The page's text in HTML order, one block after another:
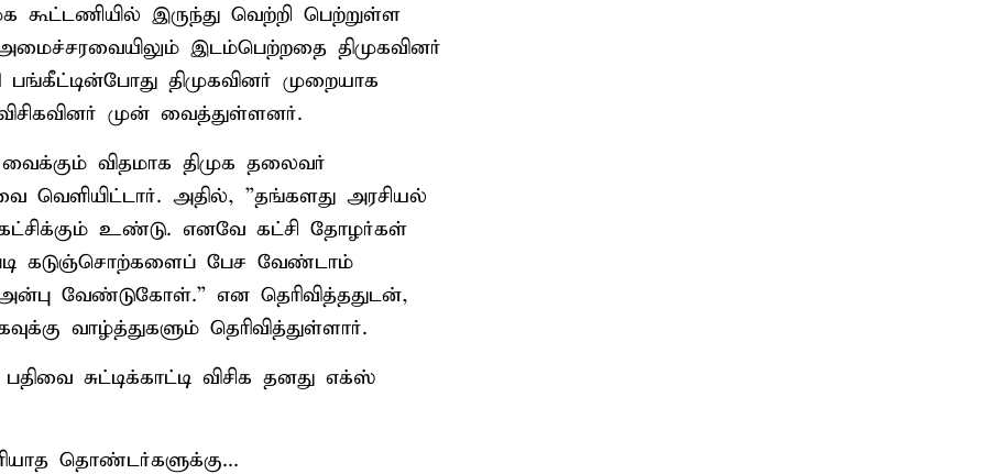
கூட்டணியில் இருந்து வெற்றி பெற்றுள்ள
இடம்பெற்றதை திமுகவினர்
திமுகவினர் முறையாக
முன் வைத்துள்ளனர்.
விதமாக திமுக தலைவர்
வெளியிட்டார். அதில், ”தங்களது அரசியல்
உண்டு. எனவே கட்சி தோழர்கள்
கடுஞ்சொற்களைப் பேச வேண்டாம்
வேண்டுகோள்.” என தெரிவித்ததுடன்,
வாழ்த்துகளும் தெரிவித்துள்ளார்.
சுட்டிக்காட்டி விசிக தனது எக்ஸ்
தொண்டர்களுக்கு...